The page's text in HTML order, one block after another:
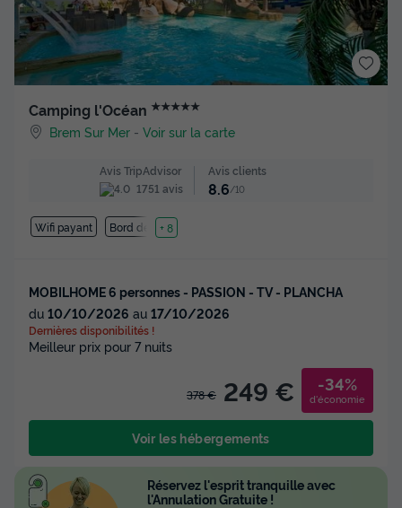
Camping l'Océan ★★★★★
Brem Sur Mer -Voir sur la carte
Avis TripAdvisor
1751 avis
Avis clients
8.6/10
Wifi payant Bord de mer
+ 8
MOBILHOME 6 personnes - PASSION - TV - PLANCHA
du 10/10/2026 au 17/10/2026
Meilleur prix pour 7 nuits
Dernières disponibilités !
378 € 249 € -34%
d'économie
Voir les hébergements
Réservez l'esprit tranquille avec
l'Annulation Gratuite !